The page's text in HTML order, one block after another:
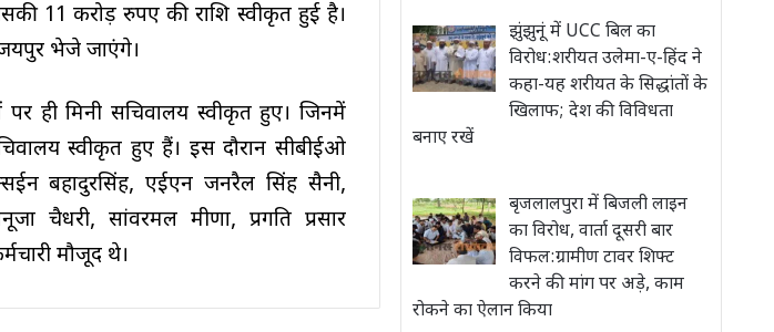
11 करोड़ रुपए की राशि स्वीकृत हुई है।
भेजे जाएंगे।
ही मिनी सचिवालय स्वीकृत हुए। जिनमें
स्वीकृत हुए हैं। इस दौरान सीबीईओ
बहादुरसिंह, एईएन जनरैल सिंह सैनी,
चैधरी, सांवरमल मीणा, प्रगति प्रसार
मौजूद थे।
झुंझुनूं में UCC बिल का
विरोध:शरीयत उलेमा-ए-हिंद ने
कहा-यह शरीयत के सिद्धांतों के
खिलाफ; देश की विविधता
बनाए रखें
बृजलालपुरा में बिजली लाइन
का विरोध, वार्ता दूसरी बार
विफल:ग्रामीण टावर शिफ्ट
करने की मांग पर अड़े, काम
रोकने का ऐलान किया